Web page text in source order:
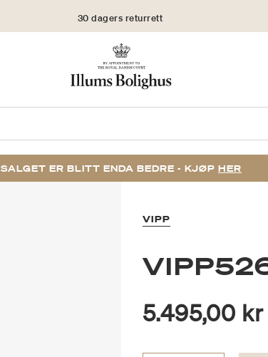
30 dagers returrett
SALGET ER BLITT ENDA BEDRE - KJØP HER
VIPP
5.495,00 kr